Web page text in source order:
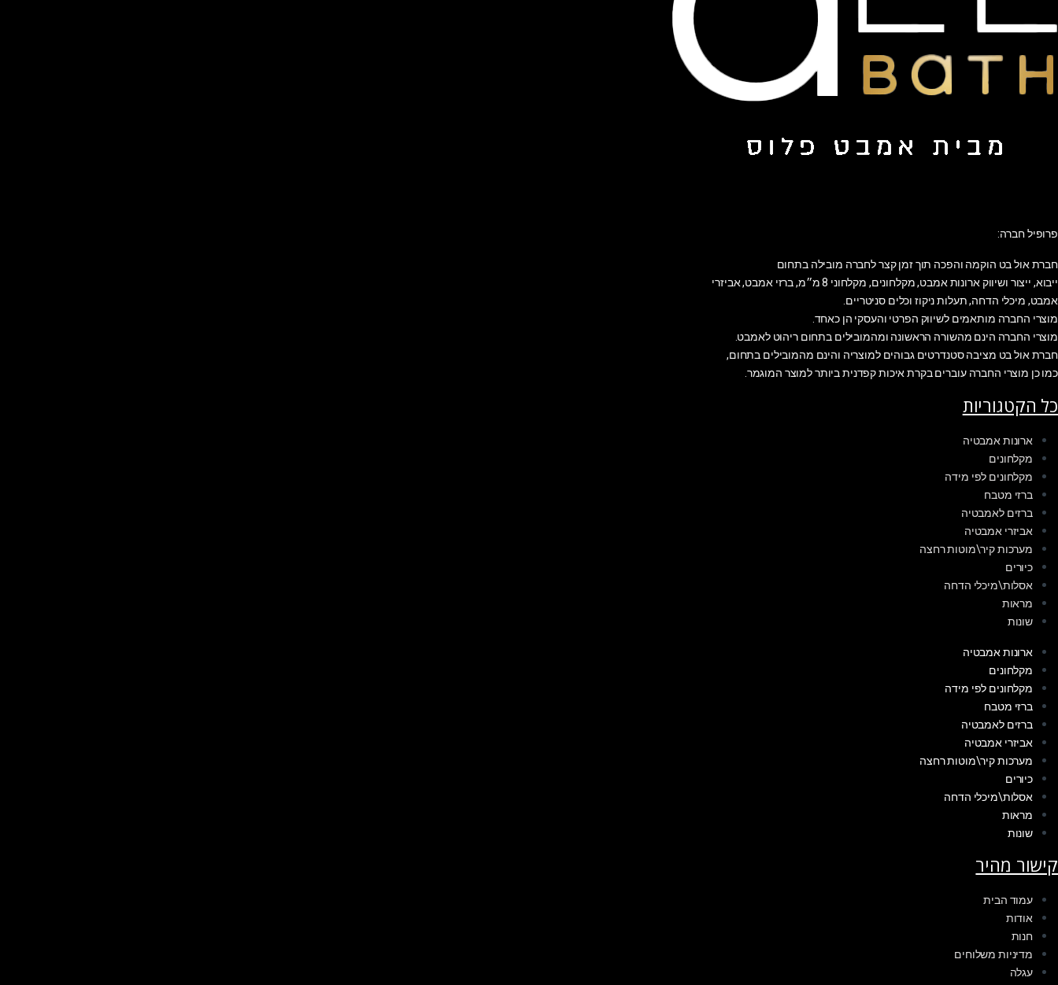
פרופיל חברה:
חברת אול בט הוקמה והפכה תוך זמן קצר לחברה מובילה בתחום
ייבוא, ייצור ושיווק ארונות אמבט, מקלחונים, מקלחוני 8 מ״מ, ברזי אמבט, אביזרי
אמבט, מיכלי הדחה, תעלות ניקוז וכלים סניטריים.
מוצרי החברה מותאמים לשיווק הפרטי והעסקי הן כאחד.
מוצרי החברה הינם מהשורה הראשונה ומהמובילים בתחום ריהוט לאמבט.
חברת אול בט מציבה סטנדרטים גבוהים למוצריה והינם מהמובילים בתחום,
כמו כן מוצרי החברה עוברים בקרת איכות קפדנית ביותר למוצר המוגמר.
כל הקטגוריות
ארונות אמבטיה
מקלחונים
מקלחונים לפי מידה
ברזי מטבח
ברזים לאמבטיה
אביזרי אמבטיה
מערכות קיר\מוטות רחצה
כיורים
אסלות\מיכלי הדחה
מראות
שונות
ארונות אמבטיה
מקלחונים
מקלחונים לפי מידה
ברזי מטבח
ברזים לאמבטיה
אביזרי אמבטיה
מערכות קיר\מוטות רחצה
כיורים
אסלות\מיכלי הדחה
מראות
שונות
קישור מהיר
עמוד הבית
אודות
חנות
מדיניות משלוחים
עגלה